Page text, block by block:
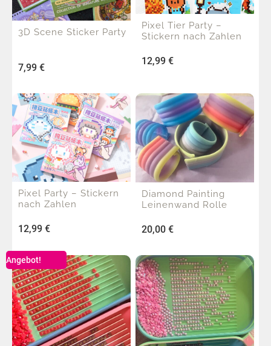
3D Scene Sticker Party
7,99 €
Pixel Tier Party –
Stickern nach Zahlen
12,99 €
Pixel Party – Stickern
nach Zahlen
12,99 €
Diamond Painting
Leinenwand Rolle
20,00 €
Angebot!